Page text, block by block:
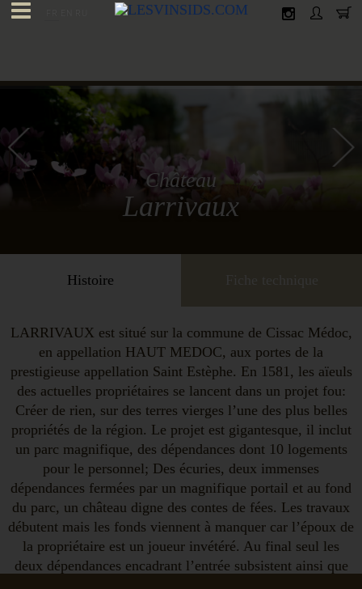
Château
Larrivaux
Histoire
LARRIVAUX est situé sur la commune de Cissac Médoc,
en appellation HAUT MEDOC, aux portes de la
prestigieuse appellation Saint Estèphe. En 1581, les aïeuls
des actuelles propriétaires se lancent dans un projet fou:
Créer de rien, sur des terres vierges l’une des plus belles
propriétés de la région. Le projet est gigantesque, il inclut
un parc magnifique, des dépendances dont 10 logements
pour le personnel; Des écuries, deux immenses
dépendances fermées par un magnifique portail et au fond
du parc, un château digne des contes de fées. Les travaux
débutent mais les fonds viennent à manquer car l’époux de
la propriétaire est un joueur invétéré. Au final seul les
deux dépendances encadrant l’entrée subsistent ainsi que